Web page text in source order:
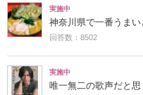
実施中
神奈川県で一番うま
回答数：8502
実施中
唯一無二の歌声だと